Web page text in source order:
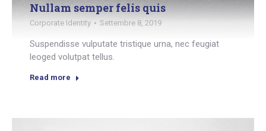
Nullam semper felis quis
Corporate Identity Settembre 8, 2019
Suspendisse vulputate tristique urna, nec feugiat
leoged volutpat tellus.
Read more